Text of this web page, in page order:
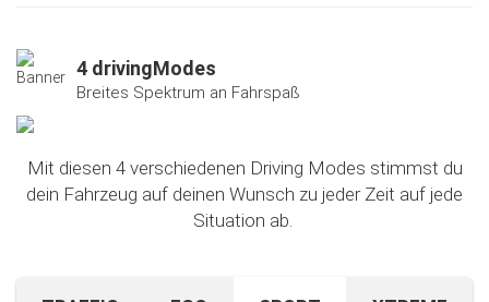
4 drivingModes
Breites Spektrum an Fahrspaß
Mit diesen 4 verschiedenen Driving Modes stimmst du
dein Fahrzeug auf deinen Wunsch zu jeder Zeit auf jede
Situation ab.